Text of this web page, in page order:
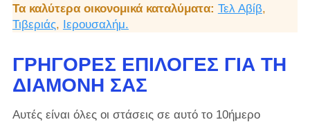
Τα καλύτερα οικονομικά καταλύματα: Τελ Αβίβ,
Τιβεριάς, Ιερουσαλήμ.
ΓΡΉΓΟΡΕΣ ΕΠΙΛΟΓΈΣ ΓΙΑ ΤΗ
ΔΙΑΜΟΝΉ ΣΑΣ
Αυτές είναι όλες οι στάσεις σε αυτό το 10ήμερο